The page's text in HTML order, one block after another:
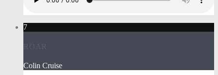
7
ROAR
Colin Cruise